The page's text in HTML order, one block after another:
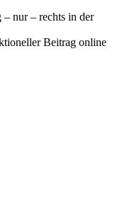
– nur – rechts in der
Beitrag online